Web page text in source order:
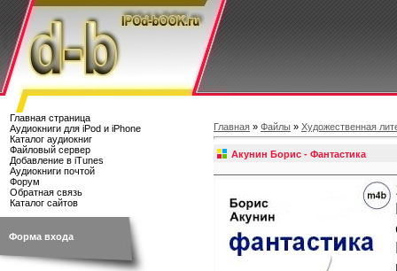
Главная страница
Аудиокниги для iPod и iPhone
Каталог аудиокниг
Файловый сервер
Добавление в iTunes
Аудиокниги почтой
Форум
Обратная связь
Каталог сайтов
Форма входа
Главная » Файлы » Художественная
Акунин Борис - Фантастика